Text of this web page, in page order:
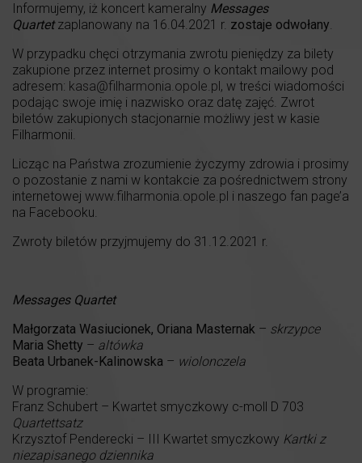
Informujemy, iż koncert kameralny Messages
Quartet zaplanowany na 16.04.2021 r. zostaje odwołany.
W przypadku chęci otrzymania zwrotu pieniędzy za bilety
zakupione przez internet prosimy o kontakt mailowy pod
adresem: kasa@filharmonia.opole.pl , w treści wiadomości
podając swoje imię i nazwisko oraz datę zajęć. Zwrot
biletów zakupionych stacjonarnie możliwy jest w kasie
Filharmonii.
Licząc na Państwa zrozumienie życzymy zdrowia i prosimy
o pozostanie z nami w kontakcie za pośrednictwem strony
internetowej www.filharmonia.opole.pl i naszego fan page’a
na Facebooku.
Zwroty biletów przyjmujemy do 31.12.2021 r.
Messages Quartet
Małgorzata Wasiucionek, Oriana Masternak – skrzypce
Maria Shetty – altówka
Beata Urbanek-Kalinowska – wiolonczela
W programie:
Franz Schubert – Kwartet smyczkowy c-moll D 703
Quartettsatz
Krzysztof Penderecki – III Kwartet smyczkowy Kartki z
niezapisanego dziennika